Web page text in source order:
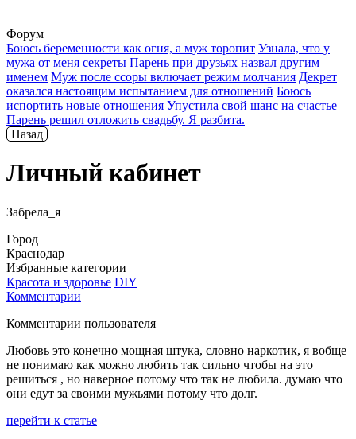
Форум
Боюсь беременности как огня, а муж торопит Узнала, что у
мужа от меня секреты Парень при друзьях назвал другим
именем Муж после ссоры включает режим молчания Декрет
оказался настоящим испытанием для отношений Боюсь
испортить новые отношения Упустила свой шанс на счастье
Парень решил отложить свадьбу. Я разбита.
Назад
Личный кабинет
Забрела_я
Город
Краснодар
Избранные категории
Красота и здоровье DIY
Комментарии
Комментарии пользователя
Любовь это конечно мощная штука, словно наркотик, я вобще
не понимаю как можно любить так сильно чтобы на это
решиться , но наверное потому что так не любила. думаю что
они едут за своими мужьями потому что долг.
перейти к статье